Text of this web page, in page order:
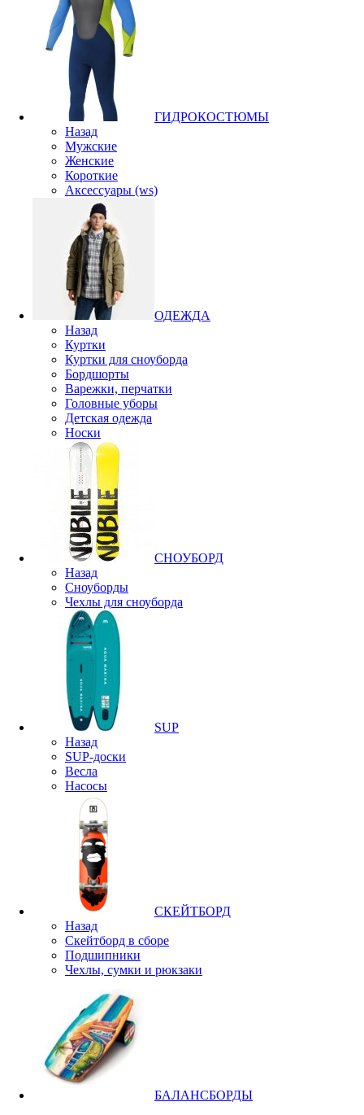
ГИДРОКОСТЮМЫ
Назад
Мужские
Женские
Короткие
Аксессуары (ws)
ОДЕЖДА
Назад
Куртки
Куртки для сноуборда
Бордшорты
Варежки, перчатки
Головные уборы
Детская одежда
Носки
СНОУБОРД
Назад
Сноуборды
Чехлы для сноуборда
SUP
Назад
SUP-доски
Весла
Насосы
СКЕЙТБОРД
Назад
Скейтборд в сборе
Подшипники
Чехлы, сумки и рюкзаки
БАЛАНСБОРДЫ